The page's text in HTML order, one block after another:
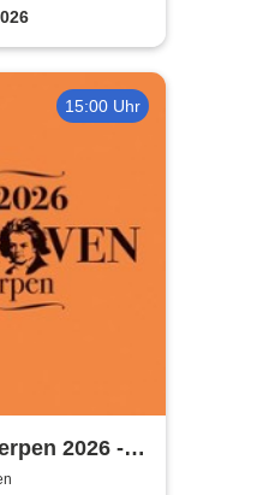
15:00 Uhr
2026 -
2026